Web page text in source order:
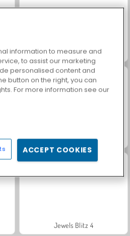
Juwelen-Legende
Heroes of Match 3
Jewels Blitz 4
information to measure and
to assist our marketing
personalised content and
button on the right, you can
For more information see our
ACCEPT COOKIES